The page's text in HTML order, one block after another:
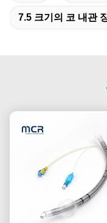
7.5 크기의 코 내관